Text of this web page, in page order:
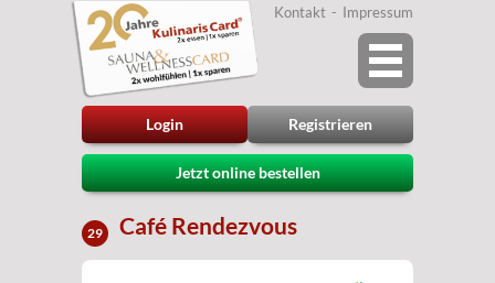
Login Registrieren
Kontakt Impressum
Jetzt online bestellen
29 Café Rendezvous